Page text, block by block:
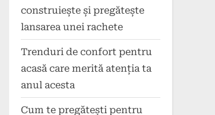
construiește și pregătește
lansarea unei rachete
Trenduri de confort pentru
acasă care merită atenția ta
anul acesta
Cum te pregătești pentru